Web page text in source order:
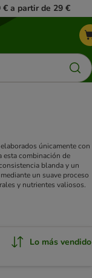
€ a partir de 29 €
únicamente con
esta combinación de
blanda y un
un suave proceso
y nutrientes valiosos.
Lo más vendido